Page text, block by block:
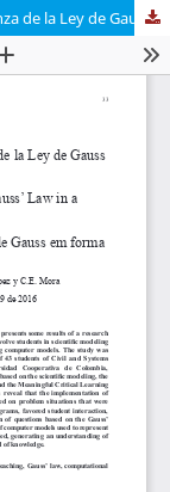
Construcción de modelos 3D para la enseñanza de la Ley de Gauss en forma diferencial